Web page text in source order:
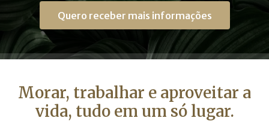
Quero receber mais informações
Morar, trabalhar e aproveitar a
vida, tudo em um só lugar.